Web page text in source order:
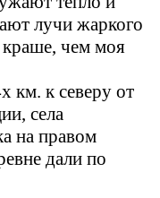
лучи жаркого
краше, чем моя
км. к северу от
села
на правом
дали по